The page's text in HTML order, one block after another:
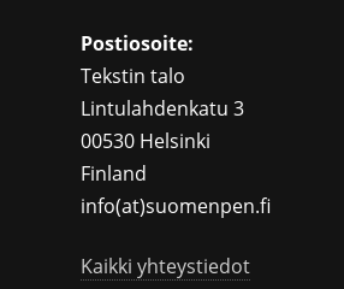
Postiosoite:
Tekstin talo
Lintulahdenkatu 3
00530 Helsinki
Finland
info(at)suomenpen.fi
Kaikki yhteystiedot